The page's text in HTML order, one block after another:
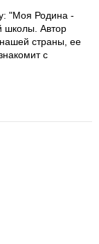
"Моя Родина -
школы. Автор
нашей страны, ее
с